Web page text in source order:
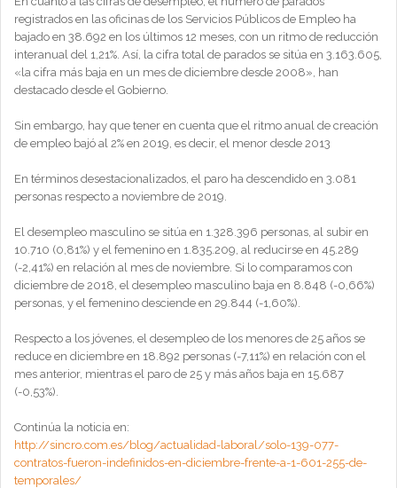
registrados en las oficinas de los Servicios Públicos de Empleo ha
bajado en 38.692 en los últimos 12 meses, con un ritmo de reducción
interanual del 1,21%. Así, la cifra total de parados se sitúa en 3.163.605,
«la cifra más baja en un mes de diciembre desde 2008», han
destacado desde el Gobierno.
Sin embargo, hay que tener en cuenta que el ritmo anual de creación
de empleo bajó al 2% en 2019, es decir, el menor desde 2013
En términos desestacionalizados, el paro ha descendido en 3.081
personas respecto a noviembre de 2019.
El desempleo masculino se sitúa en 1.328.396 personas, al subir en
10.710 (0,81%) y el femenino en 1.835.209, al reducirse en 45.289
(-2,41%) en relación al mes de noviembre. Si lo comparamos con
diciembre de 2018, el desempleo masculino baja en 8.848 (-0,66%)
personas, y el femenino desciende en 29.844 (-1,60%).
Respecto a los jóvenes, el desempleo de los menores de 25 años se
reduce en diciembre en 18.892 personas (-7,11%) en relación con el
mes anterior, mientras el paro de 25 y más años baja en 15.687
(-0,53%).
Continúa la noticia en:
http://sincro.com.es/blog/actualidad-laboral/solo-139-077-
contratos-fueron-indefinidos-en-diciembre-frente-a-1-601-255-de-
temporales/